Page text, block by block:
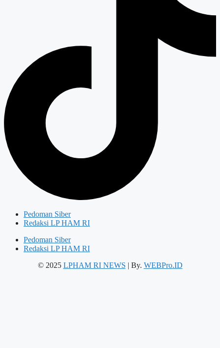
Pedoman Siber
Redaksi LP HAM RI
Pedoman Siber
Redaksi LP HAM RI
© 2025 LPHAM RI NEWS | By. WEBPro.ID